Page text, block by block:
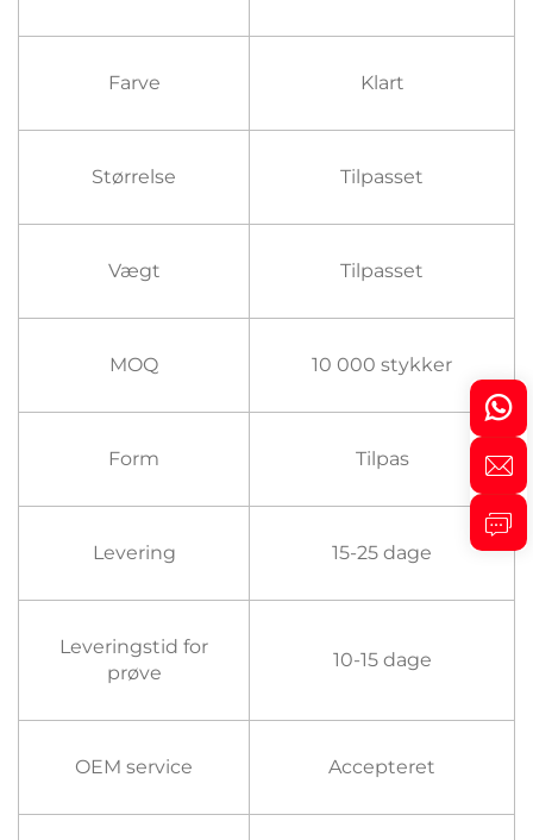
Farve Klart
Størrelse Tilpasset
Vægt Tilpasset
MOQ 10 000 stykker
Form Tilpas
Levering 15-25 dage
Leveringstid for
prøve
10-15 dage
OEM service Accepteret